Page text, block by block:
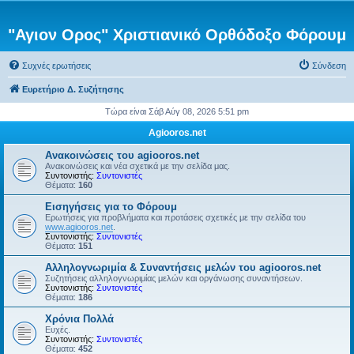
"Αγιον Ορος" Χριστιανικό Ορθόδοξο Φόρουμ
Συχνές ερωτήσεις Σύνδεση
Ευρετήριο Δ. Συζήτησης
Τώρα είναι Σάβ Αύγ 08, 2026 5:51 pm
Agiooros.net
Ανακοινώσεις του agiooros.net
Ανακοινώσεις και νέα σχετικά με την σελίδα μας.
Συντονιστής: Συντονιστές
Θέματα: 160
Εισηγήσεις για το Φόρουμ
Ερωτήσεις για προβλήματα και προτάσεις σχετικές με την σελίδα του
www.agiooros.net
Συντονιστής: Συντονιστές
Θέματα: 151
Αλληλογνωριμία & Συναντήσεις μελών του agiooros.net
Συζητήσεις αλληλογνωριμίας μελών και οργάνωσης συναντήσεων.
Συντονιστής: Συντονιστές
Θέματα: 186
Χρόνια Πολλά
Ευχές.
Συντονιστής: Συντονιστές
Θέματα: 452